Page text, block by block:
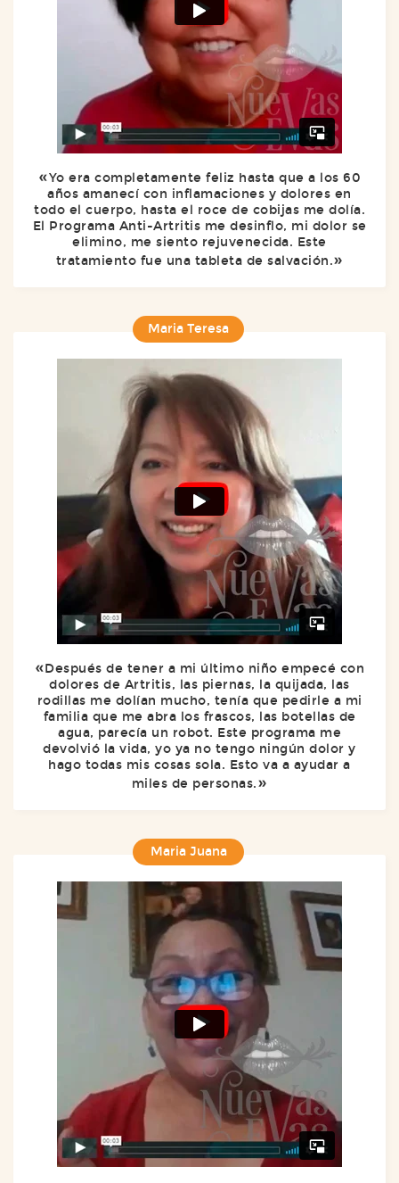
Yo era completamente feliz hasta que a los 60
años amanecí con inflamaciones y dolores en
todo el cuerpo, hasta el roce de cobijas me dolía.
El Programa Anti-Artritis me desinflo, mi dolor se
elimino, me siento rejuvenecida. Este
tratamiento fue una tableta de salvación.
Maria Teresa
Después de tener a mi último niño empecé con
dolores de Artritis, las piernas, la quijada, las
rodillas me dolían mucho, tenía que pedirle a mi
familia que me abra los frascos, las botellas de
agua, parecía un robot. Este programa me
devolvió la vida, yo ya no tengo ningún dolor y
hago todas mis cosas sola. Esto va a ayudar a
miles de personas.
Maria Juana